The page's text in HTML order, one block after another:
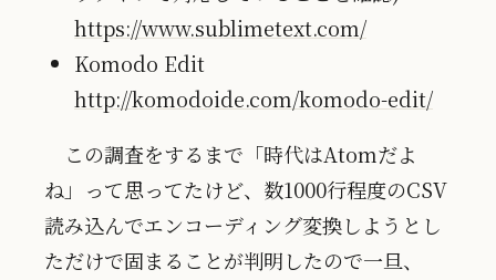
https://www.sublimetext.com/
Komodo Edit
http://komodoide.com/komodo-edit/
この調査をするまで「時代はAtomだよ
ね」って思ってたけど、数1000行程度のCSV
読み込んでエンコーディング変換しようとし
ただけで固まることが判明したので一旦、